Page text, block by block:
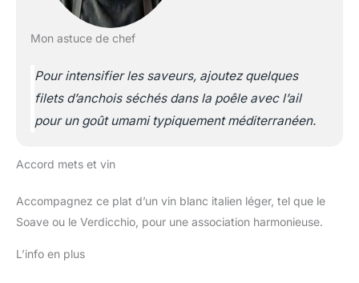
Mon astuce de chef
Pour intensifier les saveurs, ajoutez quelques
filets d’anchois séchés dans la poêle avec l’ail
pour un goût umami typiquement méditerranéen.
Accord mets et vin
Accompagnez ce plat d’un vin blanc italien léger, tel que le
Soave ou le Verdicchio, pour une association harmonieuse.
L’info en plus